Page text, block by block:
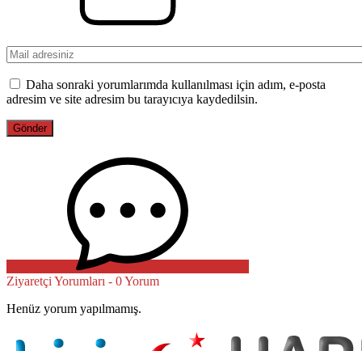
Daha sonraki yorumlarımda kullanılması için adım, e-posta
adresim ve site adresim bu tarayıcıya kaydedilsin.
Ziyaretçi Yorumları - 0 Yorum
Henüz yorum yapılmamış.